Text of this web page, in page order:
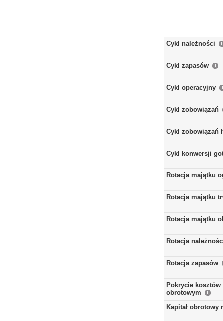
Cykl należności
Cykl zapasów
Cykl operacyjny
Cykl zobowiązań
Cykl zobowiązań
Cykl konwersji
Rotacja majątku
Rotacja majątku
Rotacja majątku
Rotacja
Rotacja zapasów
Pokrycie kosztów
obrotowym
Kapitał obrotowy